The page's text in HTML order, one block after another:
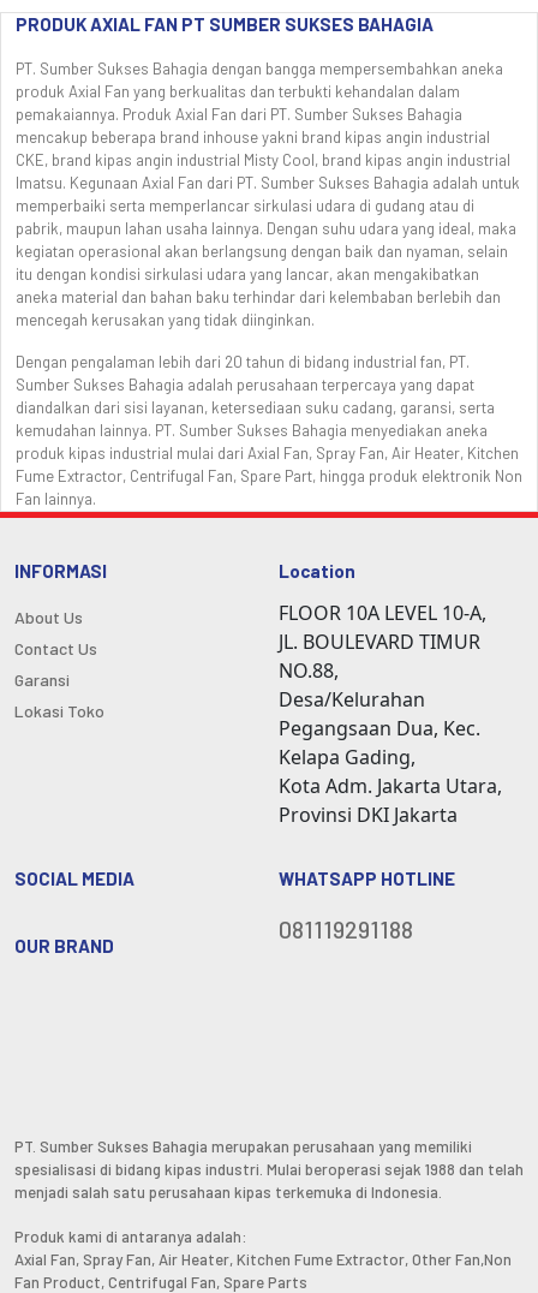
PRODUK AXIAL FAN PT SUMBER SUKSES BAHAGIA
PT. Sumber Sukses Bahagia dengan bangga mempersembahkan aneka
produk Axial Fan yang berkualitas dan terbukti kehandalan dalam
pemakaiannya. Produk Axial Fan dari PT. Sumber Sukses Bahagia
mencakup beberapa brand inhouse yakni brand kipas angin industrial
CKE, brand kipas angin industrial Misty Cool, brand kipas angin industrial
Imatsu. Kegunaan Axial Fan dari PT. Sumber Sukses Bahagia adalah untuk
memperbaiki serta memperlancar sirkulasi udara di gudang atau di
pabrik, maupun lahan usaha lainnya. Dengan suhu udara yang ideal, maka
kegiatan operasional akan berlangsung dengan baik dan nyaman, selain
itu dengan kondisi sirkulasi udara yang lancar, akan mengakibatkan
aneka material dan bahan baku terhindar dari kelembaban berlebih dan
mencegah kerusakan yang tidak diinginkan.
Dengan pengalaman lebih dari 20 tahun di bidang industrial fan, PT.
Sumber Sukses Bahagia adalah perusahaan terpercaya yang dapat
diandalkan dari sisi layanan, ketersediaan suku cadang, garansi, serta
kemudahan lainnya. PT. Sumber Sukses Bahagia menyediakan aneka
produk kipas industrial mulai dari Axial Fan, Spray Fan, Air Heater, Kitchen
Fume Extractor, Centrifugal Fan, Spare Part, hingga produk elektronik Non
Fan lainnya.
INFORMASI
About Us
Contact Us
Garansi
Lokasi Toko
Location
FLOOR 10A LEVEL 10-A,
JL. BOULEVARD TIMUR
NO.88,
Desa/Kelurahan
Pegangsaan Dua, Kec.
Kelapa Gading,
Kota Adm. Jakarta Utara,
Provinsi DKI Jakarta
SOCIAL MEDIA
OUR BRAND
WHATSAPP HOTLINE
081119291188
PT. Sumber Sukses Bahagia merupakan perusahaan yang memiliki
spesialisasi di bidang kipas industri. Mulai beroperasi sejak 1988 dan telah
menjadi salah satu perusahaan kipas terkemuka di Indonesia.
Produk kami di antaranya adalah:
Axial Fan, Spray Fan, Air Heater, Kitchen Fume Extractor, Other Fan,Non
Fan Product, Centrifugal Fan, Spare Parts